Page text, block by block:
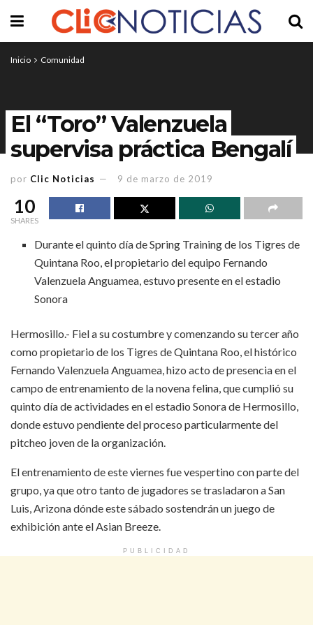
Inicio Comunidad
El “Toro” Valenzuela
supervisa práctica Bengalí
por Clic Noticias 9 de marzo de 2019
10
SHARES
Durante el quinto día de Spring Training de los Tigres de
Quintana Roo, el propietario del equipo Fernando
Valenzuela Anguamea, estuvo presente en el estadio
Sonora
Hermosillo.- Fiel a su costumbre y comenzando su tercer año
como propietario de los Tigres de Quintana Roo, el histórico
Fernando Valenzuela Anguamea, hizo acto de presencia en el
campo de entrenamiento de la novena felina, que cumplió su
quinto día de actividades en el estadio Sonora de Hermosillo,
donde estuvo pendiente del proceso particularmente del
pitcheo joven de la organización.
El entrenamiento de este viernes fue vespertino con parte del
grupo, ya que otro tanto de jugadores se trasladaron a San
Luis, Arizona dónde este sábado sostendrán un juego de
exhibición ante el Asian Breeze.
PUBLICIDAD